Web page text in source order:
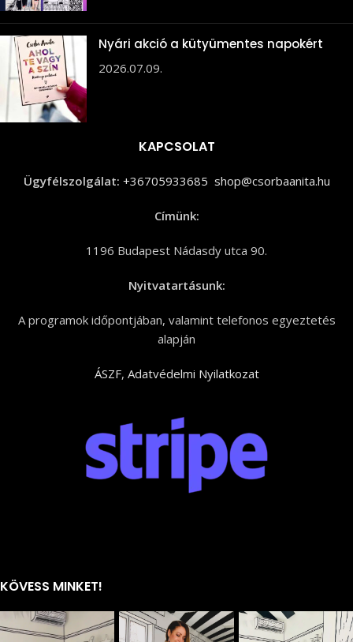
Nyári akció a kütyümentes napokért
2026.07.09.
KAPCSOLAT
Ügyfélszolgálat: +36705933685 shop@csorbaanita.hu
Címünk:
1196 Budapest Nádasdy utca 90.
Nyitvatartásunk:
A programok időpontjában, valamint telefonos egyeztetés
alapján
ÁSZF, Adatvédelmi Nyilatkozat
KÖVESS MINKET!